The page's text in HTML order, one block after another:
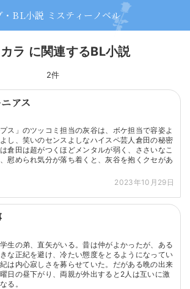
・BL小説 ミスティーノベル
ラ に関連するBL小説
2件
アス
ス」のツッコミ担当の灰谷は、ボケ担当で容姿よ
し、笑いのセンスよしなハイスペ芸人倉田の秘密
倉田は超がつくほどメンタルが弱く、ささいなこ
慰められ気分が落ち着くと、灰谷を抱くクセがあ
2023年10月29日
生の弟、直矢がいる。昔は仲がよかったが、ある
な正紀を避け、冷たい態度をとるようになってい
は内心寂しさを募らせていた。だがある晩の出来
日の昼下がり、両親が外出すると2人は互いに激
る。